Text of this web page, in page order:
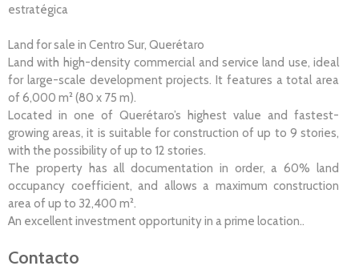
estratégica
Land for sale in Centro Sur, Querétaro
Land with high-density commercial and service land use, ideal
for large-scale development projects. It features a total area
of 6,000 m² (80 x 75 m).
Located in one of Querétaro’s highest value and fastest-
growing areas, it is suitable for construction of up to 9 stories,
with the possibility of up to 12 stories.
The property has all documentation in order, a 60% land
occupancy coefficient, and allows a maximum construction
area of up to 32,400 m².
An excellent investment opportunity in a prime location..
Contacto